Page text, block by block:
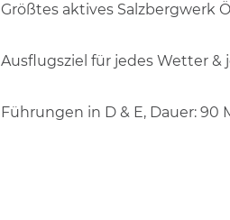
Größtes aktives Salzbergwerk
Ausflugsziel für jedes Wetter &
Führungen in D & E, Dauer: 90